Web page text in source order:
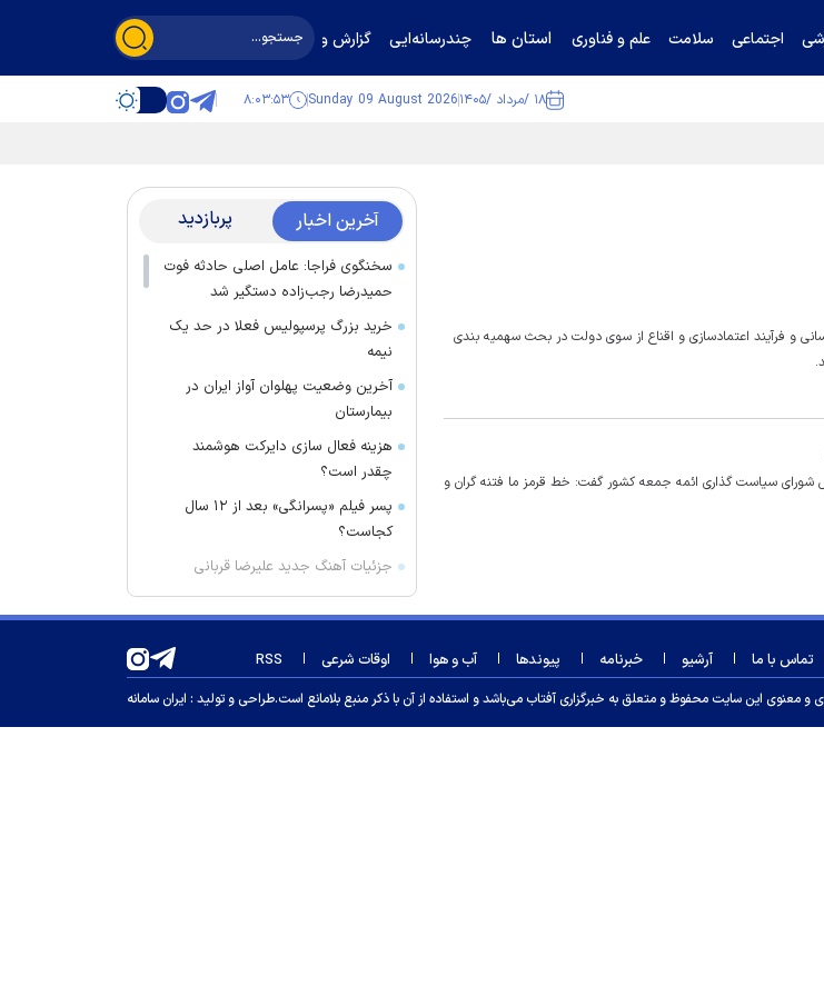
اجتماعی سلامت علم و فناوری استان ها چندرسانه‌ایی گزارش و گفت‌وگو
۱۸ /مرداد /۱۴۰۵ Sunday 09 August 2026 ۸:۰۳:۵۳
و فرآیند اعتمادسازی و اقناع از سوی دولت در بحث سهمیه بندی
شورای سیاست گذاری ائمه جمعه کشور گفت: خط قرمز ما فتنه گران و
آخرین اخبار پربازدید
سخنگوی فراجا: عامل اصلی حادثه فوت
حمیدرضا رجب‌زاده دستگیر شد
خرید بزرگ پرسپولیس فعلا در حد یک
نیمه
آخرین وضعیت پهلوان آواز ایران در
بیمارستان
هزینه فعال سازی دایرکت هوشمند
چقدر است؟
پسر فیلم «پسرانگی» بعد از ۱۲ سال
کجاست؟
جزئیات آهنگ جدید علیرضا قربانی
مجروح حمله آمریکا به رادار جبالبارز
جیرفت، شهید شد + عکس
قیمت خودرو امروز ۱۸ مرداد ۱۴۰۵
اظهارات اولیانوف درباره مناقشه ایران و
آمریکا
تماس با ما آرشیو خبرنامه پیوندها آب و هوا اوقات شرعی RSS
و معنوی این سایت محفوظ و متعلق به خبرگزاری آفتاب می‌باشد و استفاده از آن با ذکر منبع بلامانع است.طراحی و تولید : ایران سامانه